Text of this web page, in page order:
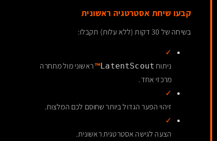
קבעו שיחת אסטרטגיה ראשונית
בשיחה של 30 דקות (ללא עלות) תקבלו:
✓
ניתוח LatentScout
™ראשוני מול מתחרה
מרכזי אחד.
✓
זיהוי הפער הגדול ביותר שחוסם לכם המלצות.
✓
הצעה לגישה אסטרטגית ראשונית.